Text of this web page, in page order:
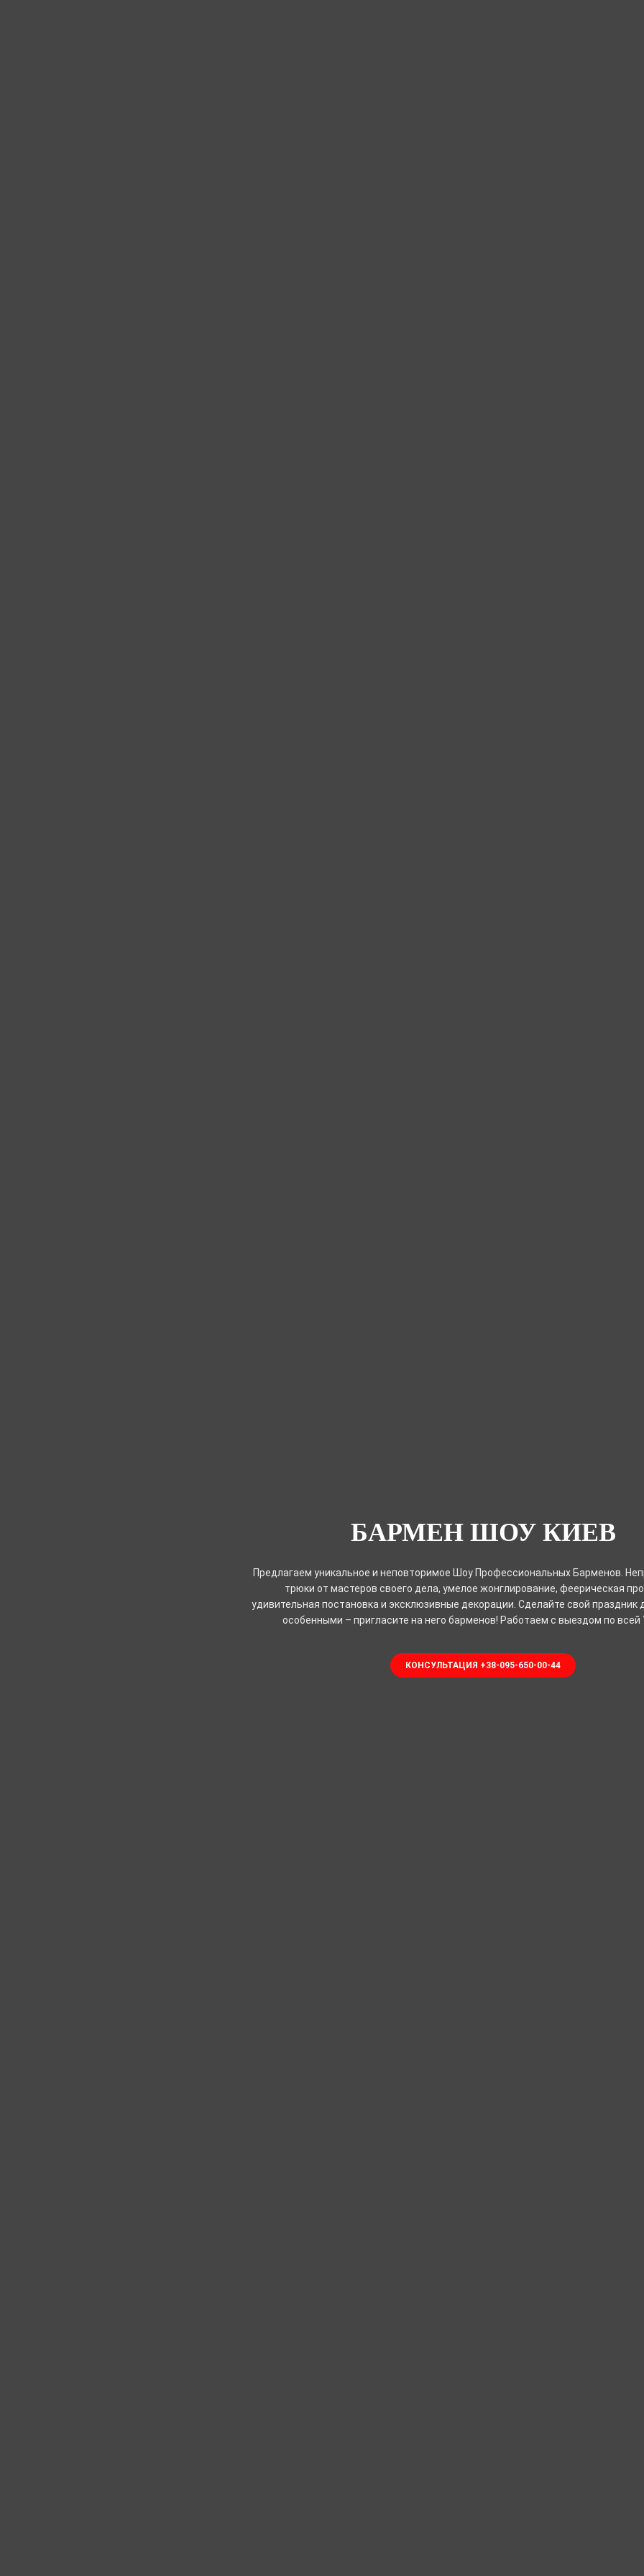
БАРМЕН ШОУ КИЕВ
Предлагаем уникальное и неповторимое Шоу Профессиональных Барменов.
трюки от мастеров своего дела, умелое жонглирование, феерическая
удивительная постановка и эксклюзивные декорации. Сделайте свой праздник
особенными – пригласите на него барменов! Работаем с выездом по всей
КОНСУЛЬТАЦИЯ +38-095-650-00-44